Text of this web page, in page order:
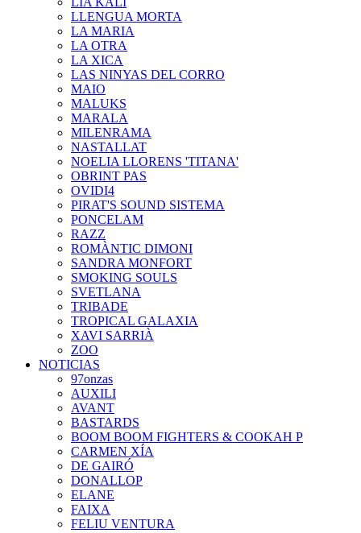
LLENGUA MORTA
LA MARIA
LA OTRA
LA XICA
LAS NINYAS DEL CORRO
MAIO
MALUKS
MARALA
MILENRAMA
NASTALLAT
NOELIA LLORENS 'TITANA'
OBRINT PAS
OVIDI4
PIRAT'S SOUND SISTEMA
PONCELAM
RAZZ
ROMÀNTIC DIMONI
SANDRA MONFORT
SMOKING SOULS
SVETLANA
TRIBADE
TROPICAL GALAXIA
XAVI SARRIÀ
ZOO
NOTICIAS
97onzas
AUXILI
AVANT
BASTARDS
BOOM BOOM FIGHTERS & COOKAH P
CARMEN XÍA
DE GAIRÓ
DONALLOP
ELANE
FAIXA
FELIU VENTURA